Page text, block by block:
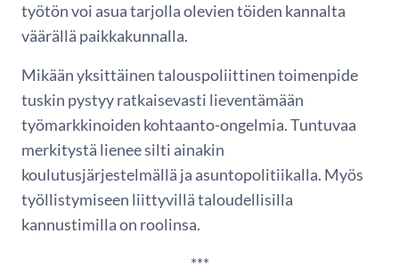
työtön voi asua tarjolla olevien töiden kannalta
väärällä paikkakunnalla.
Mikään yksittäinen talouspoliittinen toimenpide
tuskin pystyy ratkaisevasti lieventämään
työmarkkinoiden kohtaanto-ongelmia. Tuntuvaa
merkitystä lienee silti ainakin
koulutusjärjestelmällä ja asuntopolitiikalla. Myös
työllistymiseen liittyvillä taloudellisilla
kannustimilla on roolinsa.
***